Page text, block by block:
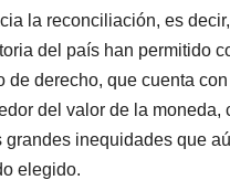
la reconciliación, es
del país han permitido
derecho, que cuenta
del valor de la moneda,
inequidades que
elegido.